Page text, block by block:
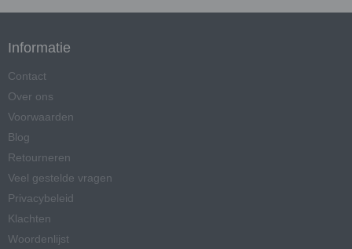
Informatie
Contact
Over ons
Voorwaarden
Blog
Retourneren
Veel gestelde vragen
Privacybeleid
Klachten
Woordenlijst